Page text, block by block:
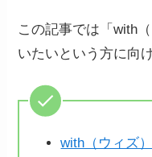
この記事では「with
いたいという方に向け
with（ウィズ